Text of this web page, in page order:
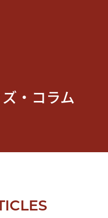
・コラム